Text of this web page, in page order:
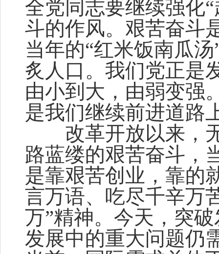
全党同志要继续强化
斗的作风。艰苦奋斗
当年的“红米饭南瓜
炙人口。我们党正是
由小到大，由弱变强
是我们继续前进道路
改革开放以来，无
路蓝缕的艰苦奋斗，
是靠艰苦创业，靠的
言万语、吃尽千辛万
万”精神。今天，突
发展中的重大问题仍